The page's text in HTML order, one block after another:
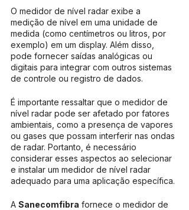
O medidor de nível radar exibe a
medição de nível em uma unidade de
medida (como centímetros ou litros, por
exemplo) em um display. Além disso,
pode fornecer saídas analógicas ou
digitais para integrar com outros sistemas
de controle ou registro de dados.
É importante ressaltar que o medidor de
nível radar pode ser afetado por fatores
ambientais, como a presença de vapores
ou gases que possam interferir nas ondas
de radar. Portanto, é necessário
considerar esses aspectos ao selecionar
e instalar um medidor de nível radar
adequado para uma aplicação específica.
A Sanecomfibra fornece o medidor de